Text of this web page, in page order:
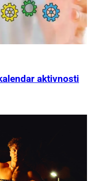
aktivnosti